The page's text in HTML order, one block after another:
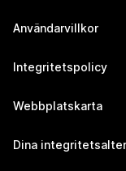
Användarvillkor
Integritetspolicy
Webbplatskarta
Dina